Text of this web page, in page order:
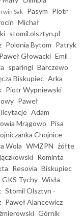
Sak Pasym Piotr
Michał
stomil.olsztyn.pl
Polonia Bytom Patryk
Paweł Głowacki Emil
sparingi Barczewo
Biskupiec Arka
Piotr Wypniewski
Paweł
licytacje Adam
Mrągowo Pisa
Chojnice
Wola WMZPN żółte
Rominta
Resovia Biskupiec
GKS Tychy Wisła
Stomil Olsztyn -
Paweł Alancewicz
Górnik